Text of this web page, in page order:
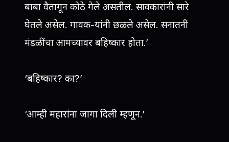
बाबा वैतागून कोठे गेले असतील. सावकारांनी सारे
घेतले असेल. गावक-यांनी छळले असेल. सनातनी
मंडळींचा आमच्यावर बहिष्कार होता.’
‘बहिष्कार? का?’
‘आम्ही महारांना जागा दिली म्हणून.’